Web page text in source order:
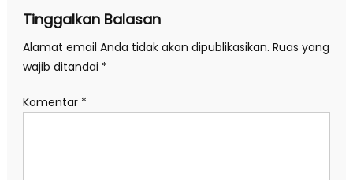
Tinggalkan Balasan
Alamat email Anda tidak akan dipublikasikan. Ruas yang
wajib ditandai *
Komentar *